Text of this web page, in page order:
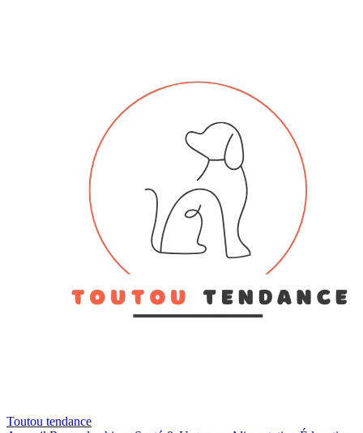
Toutou tendance